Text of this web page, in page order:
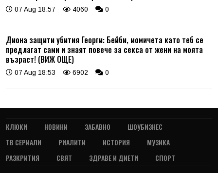
07 Aug 18:57 4060 0
Диона защити убития Георги: Бейби, момичета като теб се
предлагат сами и знаят повече за секса от жени на моята
възраст! (ВИЖ ОЩЕ)
07 Aug 18:53 6902 0
КЛЮКИ НОВИНИ ЗАБАВНО
ШОУБИЗНЕС
ТВ СЕРИАЛИ
РИАЛИТИ ИСТОРИЯ
МУЗИКА
РАЗКРИТИЯ
СВЯТ ЗДРАВЕ И ДИЕТИ СПОРТ